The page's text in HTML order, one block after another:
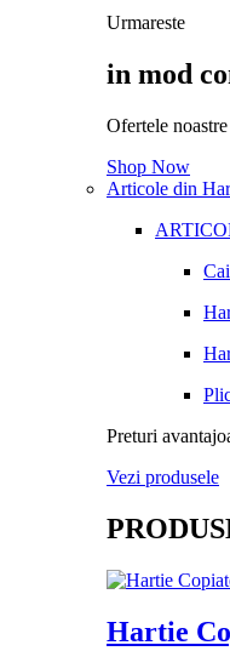
Urmareste
in mod
Ofertele noastre
Shop Now
Articole din
Preturi
Vezi produsele
Hartie